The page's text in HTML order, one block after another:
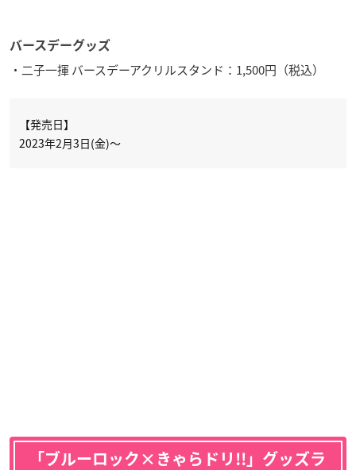
バースデーグッズ
・二子一揮 バースデーアクリルスタンド：1,500円（税込）
【発売日】
2023年2月3日(金)～
「ブルーロック×きゃらドリ!!」グッズラ